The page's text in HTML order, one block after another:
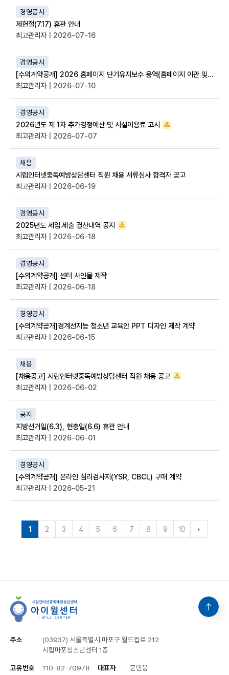
경영공시
제헌절(7.17) 휴관 안내
최고관리자 | 2026-07-16
경영공시
[수의계약공개] 2026 홈페이지 단기유지보수 용역(홈페이지 이관 및 개발 작업) 계약
최고관리자 | 2026-07-10
경영공시
2026년도 제 1차 추가경정예산 및 시설이용료 고시
최고관리자 | 2026-07-07
채용
시립인터넷중독예방상담센터 직원 채용 서류심사 합격자 공고
최고관리자 | 2026-06-19
경영공시
2025년도 세입.세출 결산내역 공지
최고관리자 | 2026-06-18
경영공시
[수의계약공개] 센터 사인물 제작
최고관리자 | 2026-06-18
경영공시
[수의계약공개]경계선지능 청소년 교육안 PPT 디자인 제작 계약
최고관리자 | 2026-06-15
채용
[채용공고] 시립인터넷중독예방상담센터 직원 채용 공고
최고관리자 | 2026-06-02
공지
지방선거일(6.3), 현충일(6.6) 휴관 안내
최고관리자 | 2026-06-01
경영공시
[수의계약공개] 온라인 심리검사지(YSR, CBCL) 구매 계약
최고관리자 | 2026-05-21
1 2 3 4 5 6 7 8 9 10
주소
(03937) 서울특별시 마포구 월드컵로 212
시립마포청소년센터 1층
고유번호 110-82-70978 대표자 문민웅